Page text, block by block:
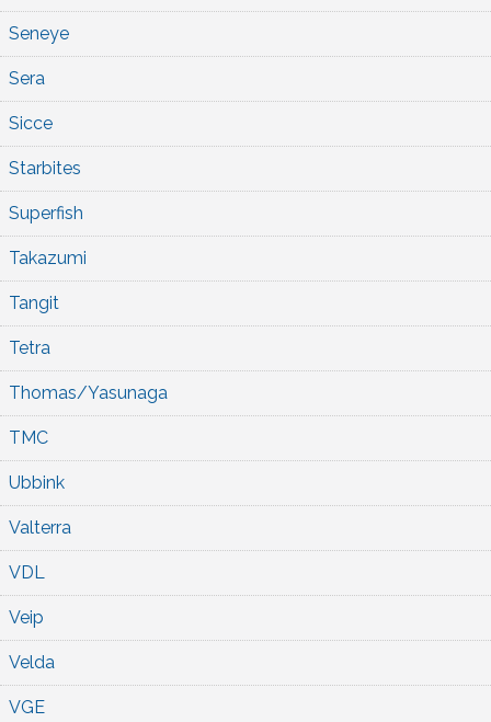
Seneye
Sera
Sicce
Starbites
Superfish
Takazumi
Tangit
Tetra
Thomas/Yasunaga
TMC
Ubbink
Valterra
VDL
Veip
Velda
VGE